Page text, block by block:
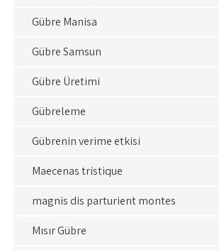
Gübre Manisa
Gübre Samsun
Gübre Üretimi
Gübreleme
Gübrenin verime etkisi
Maecenas tristique
magnis dis parturient montes
Mısır Gübre